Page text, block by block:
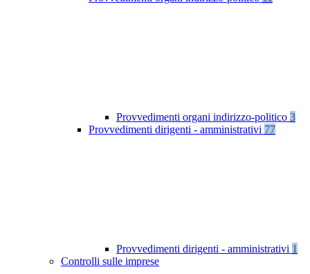
Provvedimenti organi indirizzo-politico 3
Provvedimenti dirigenti - amministrativi 77
Provvedimenti dirigenti - amministrativi 1
Controlli sulle imprese